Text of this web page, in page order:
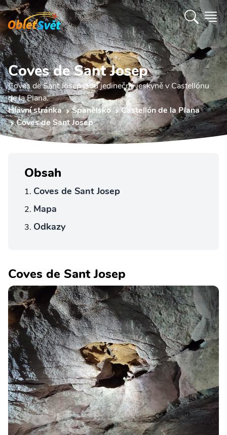
Coves de Sant Josep
Coves de Sant Josep jsou jedinečné jeskyně v Castellónu
de la Plana.
Hlavní stránka
Španělsko
Castellón de la Plana
Coves de Sant Josep
Obsah
Coves de Sant Josep
Mapa
Odkazy
Coves de Sant Josep